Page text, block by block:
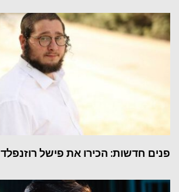
פנים חדשות: הכירו את פישל רוזנפלד